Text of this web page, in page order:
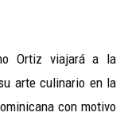
Ortiz viajará a la
arte culinario en la
con motivo